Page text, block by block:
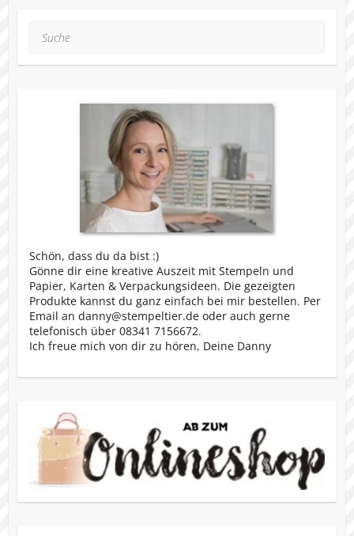
Schön, dass du da bist :)
Gönne dir eine kreative Auszeit mit Stempeln und
Papier, Karten & Verpackungsideen. Die gezeigten
Produkte kannst du ganz einfach bei mir bestellen. Per
Email an danny@stempeltier.de oder auch gerne
telefonisch über 08341 7156672.
Ich freue mich von dir zu hören, Deine Danny